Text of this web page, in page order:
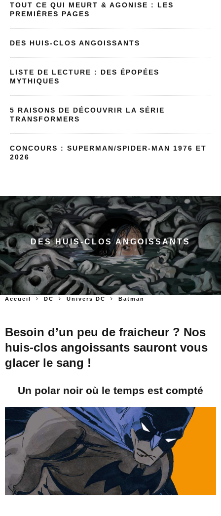
TOUT CE QUI MEURT & AGONISE : LES
PREMIÈRES PAGES
DES HUIS-CLOS ANGOISSANTS
LISTE DE LECTURE : DES ÉPOPÉES
MYTHIQUES
5 RAISONS DE DÉCOUVRIR LA SÉRIE
TRANSFORMERS
CONCOURS : SUPERMAN/SPIDER-MAN 1976 ET
2026
DES HUIS-CLOS ANGOISSANTS
Accueil DC Univers DC Batman
Besoin d’un peu de fraicheur ? Nos
huis-clos angoissants sauront vous
glacer le sang !
Un polar noir où le temps est compté